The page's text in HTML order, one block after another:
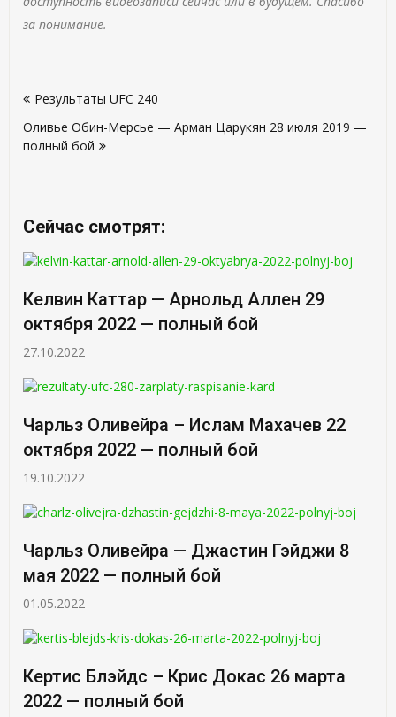
за понимание.
по
записям
Результаты UFC 240
Оливье Обин-Мерсье — Арман Царукян 28 июля 2019 —
полный бой
Сейчас смотрят:
Келвин Каттар — Арнольд Аллен 29
октября 2022 — полный бой
27.10.2022
Чарльз Оливейра – Ислам Махачев 22
октября 2022 — полный бой
19.10.2022
Чарльз Оливейра — Джастин Гэйджи 8
мая 2022 — полный бой
01.05.2022
Кертис Блэйдс – Крис Докас 26 марта
2022 — полный бой